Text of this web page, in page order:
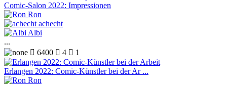
Comic-Salon 2022: Impressionen
Ron
achecht
Albi
...
 6400  4  1
Erlangen 2022: Comic-Künstler bei der Ar ...
Ron